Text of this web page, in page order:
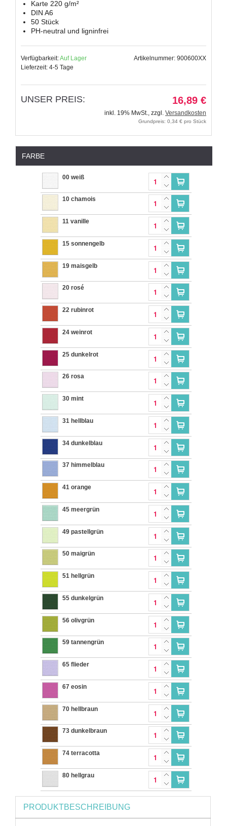
Karte 220 g/m²
DIN A6
50 Stück
PH-neutral und ligninfrei
Verfügbarkeit:Auf Lager
Lieferzeit: 4-5 Tage
Artikelnummer: 900600XX
UNSER PREIS: 16,89 €
inkl. 19% MwSt., zzgl. Versandkosten
Grundpreis: 0,34 € pro Stück
FARBE
00 weiß
10 chamois
11 vanille
15 sonnengelb
19 maisgelb
20 rosé
22 rubinrot
24 weinrot
25 dunkelrot
26 rosa
30 mint
31 hellblau
34 dunkelblau
37 himmelblau
41 orange
45 meergrün
49 pastellgrün
50 maigrün
51 hellgrün
55 dunkelgrün
56 olivgrün
59 tannengrün
65 flieder
67 eosin
70 hellbraun
73 dunkelbraun
74 terracotta
80 hellgrau
PRODUKTBESCHREIBUNG